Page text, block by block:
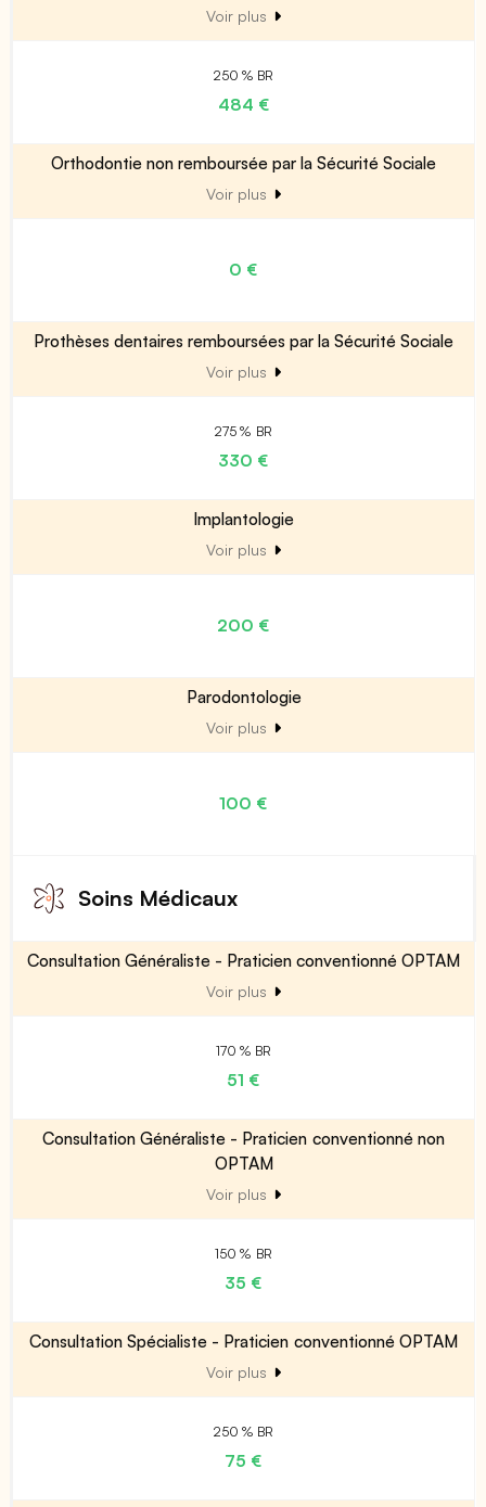
Voir plus
250 % BR
484 €
Orthodontie non remboursée par la Sécurité Sociale
Voir plus
0 €
Prothèses dentaires remboursées par la Sécurité Sociale
Voir plus
275 % BR
330 €
Implantologie
Voir plus
200 €
Parodontologie
Voir plus
100 €
Soins Médicaux
Consultation Généraliste - Praticien conventionné OPTAM
Voir plus
170 % BR
51 €
Consultation Généraliste - Praticien conventionné non
OPTAM
Voir plus
150 % BR
35 €
Consultation Spécialiste - Praticien conventionné OPTAM
Voir plus
250 % BR
75 €